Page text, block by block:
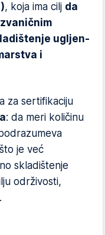
, koja ima cilj da
ugljen-
i
za sertifikaciju
: da meri količinu
je već
skladištenje
održivosti,